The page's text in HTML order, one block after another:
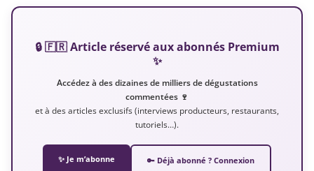
🔒 🇫🇷 Article réservé aux abonnés Premium
✨
Accédez à des dizaines de milliers de dégustations
commentées 🍷
et à des articles exclusifs (interviews producteurs, restaurants,
tutoriels…).
✨ Je m’abonne 🔑 Déjà abonné ? Connexion